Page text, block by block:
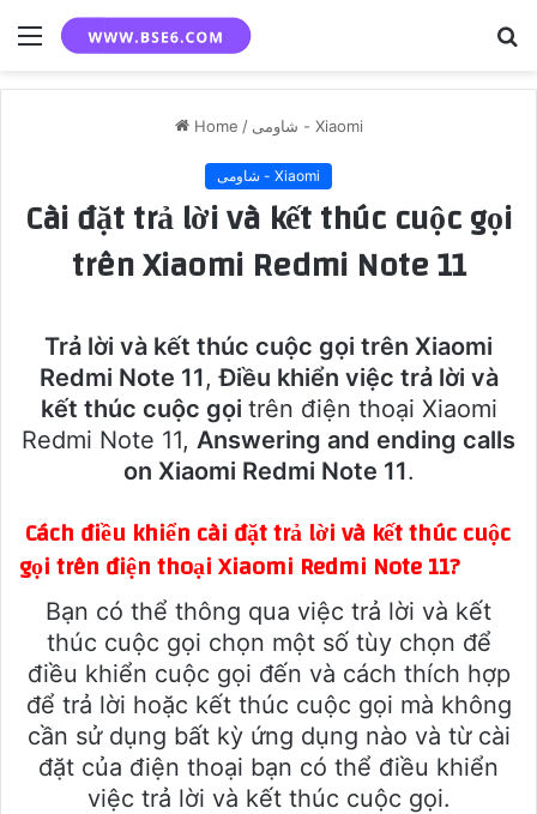
Menu
Home / شاومى - Xiaomi
شاومى - Xiaomi
Cài đặt trả lời và kết thúc cuộc gọi
trên Xiaomi Redmi Note 11
Trả lời và kết thúc cuộc gọi trên Xiaomi
Redmi Note 11,Điều khiển việc trả lời và
kết thúc cuộc gọi trên điện thoại Xiaomi
Redmi Note 11, Answering and ending calls
on Xiaomi Redmi Note 11.
Cách điều khiển cài đặt trả lời và kết thúc cuộc
gọi trên điện thoại Xiaomi Redmi Note 11?
Bạn có thể thông qua việc trả lời và kết
thúc cuộc gọi chọn một số tùy chọn để
điều khiển cuộc gọi đến và cách thích hợp
để trả lời hoặc kết thúc cuộc gọi mà không
cần sử dụng bất kỳ ứng dụng nào và từ cài
đặt của điện thoại bạn có thể điều khiển
việc trả lời và kết thúc cuộc gọi.